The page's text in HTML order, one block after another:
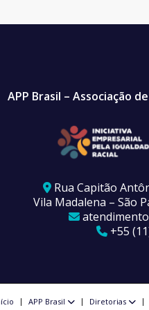
APP Brasil – Associação
Rua Capitão
Vila Madalena – São
+55
APP Brasil Diretorias